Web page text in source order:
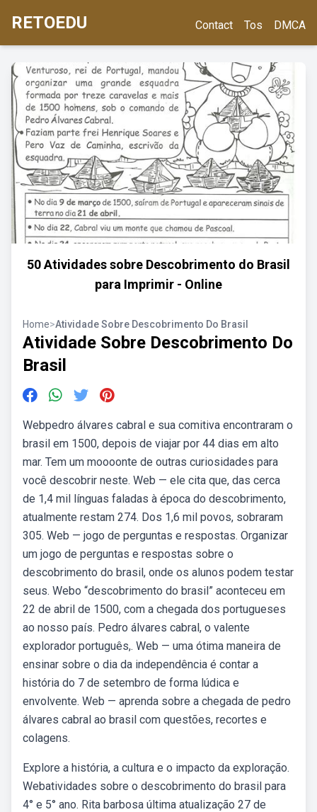
RETOEDU Contact Tos DMCA
50 Atividades sobre Descobrimento do Brasil
para Imprimir - Online
Home>Atividade Sobre Descobrimento Do Brasil
Atividade Sobre Descobrimento Do
Brasil
Webpedro álvares cabral e sua comitiva encontraram o
brasil em 1500, depois de viajar por 44 dias em alto
mar. Tem um moooonte de outras curiosidades para
você descobrir neste. Web — ele cita que, das cerca
de 1,4 mil línguas faladas à época do descobrimento,
atualmente restam 274. Dos 1,6 mil povos, sobraram
305. Web — jogo de perguntas e respostas. Organizar
um jogo de perguntas e respostas sobre o
descobrimento do brasil, onde os alunos podem testar
seus. Webo “descobrimento do brasil” aconteceu em
22 de abril de 1500, com a chegada dos portugueses
ao nosso país. Pedro álvares cabral, o valente
explorador português,. Web — uma ótima maneira de
ensinar sobre o dia da independência é contar a
história do 7 de setembro de forma lúdica e
envolvente. Web — aprenda sobre a chegada de pedro
álvares cabral ao brasil com questões, recortes e
colagens.
Explore a história, a cultura e o impacto da exploração.
Webatividades sobre o descobrimento do brasil para
4° e 5° ano. Rita barbosa última atualização 27 de